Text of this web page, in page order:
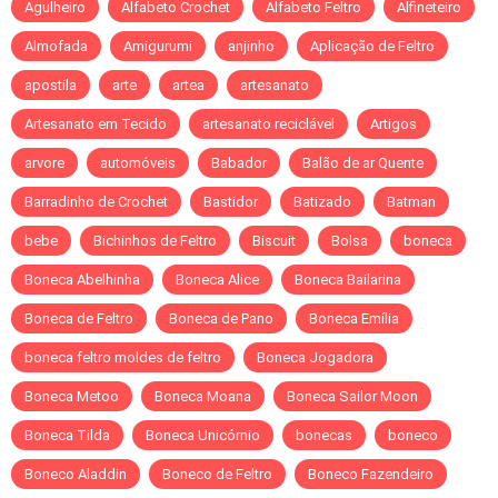
Agulheiro Alfabeto Crochet Alfabeto Feltro Alfineteiro
Almofada Amigurumi anjinho Aplicação de Feltro
apostila arte artea artesanato
Artesanato em Tecido artesanato reciclável Artigos
arvore automóveis Babador Balão de ar Quente
Barradinho de Crochet Bastidor Batizado Batman
bebe Bichinhos de Feltro Biscuit Bolsa boneca
Boneca Abelhinha Boneca Alice Boneca Bailarina
Boneca de Feltro Boneca de Pano Boneca Emília
boneca feltro moldes de feltro Boneca Jogadora
Boneca Metoo Boneca Moana Boneca Sailor Moon
Boneca Tilda Boneca Unicórnio bonecas boneco
Boneco Aladdin Boneco de Feltro Boneco Fazendeiro